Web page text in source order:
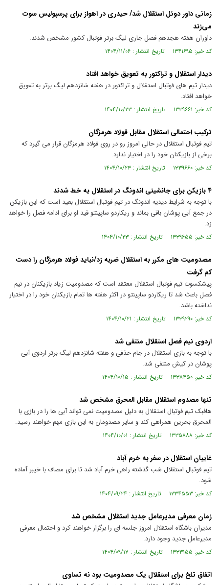
زمانی داور دوئل استقلال شد/ حیدری در اهواز برای پرسپولیس سوت
می‌زند
داوران هفته هجدهم فصل جاری لیگ برتر فوتبال کشور مشخص شدند.
کد خبر: ۱۳۴۱۶۹۵ تاریخ انتشار : ۱۴۰۴/۱۱/۰۶
دیدار استقلال و تراکتور به تعویق خواهد افتاد
دیدار تیم های فوتبال استقلال و تراکتور در هفته شانزدهم لیگ برتر به تعویق
خواهد افتاد.
کد خبر: ۱۳۳۹۶۶۱ تاریخ انتشار : ۱۴۰۴/۱۰/۲۳
ترکیب احتمالی استقلال مقابل فولاد هرمزگان
تیم فوتبال استقلال در حالی امروز رو در روی فولاد هرمزگان قرار می گیرد که
برخی از بازیکنان خود را در اختیار ندارد.
کد خبر: ۱۳۳۹۶۶۰ تاریخ انتشار : ۱۴۰۴/۱۰/۲۳
۴ بازیکن برای جانشینی اندونگ در استقلال به خط شدند
با توجه به شرایط دیدیه اندونگ در تیم فوتبال استقلال بعید است که این بازیکن
در جمع آبی پوشان باقی بماند و ریکاردو ساپینتو قید او برای ادامه فصل را خواهد
زد.
کد خبر: ۱۳۳۹۶۵۵ تاریخ انتشار : ۱۴۰۴/۱۰/۲۳
مصدومیت های مکرر به استقلال ضربه زد/نباید فولاد هرمزگان را دست
کم گرفت
پیشکسوت تیم فوتبال استقلال معتقد است که مصدومیت زیاد بازیکنان در نیم
فصل باعث شد تا ریکاردو ساپینتو در اکثر هفته ها تمام بازیکنان خود را در اختیار
نداشته باشد.
کد خبر: ۱۳۳۹۲۹۰ تاریخ انتشار : ۱۴۰۴/۱۰/۲۱
اردوی نیم فصل استقلال منتفی شد
با توجه به بازی استقلال در جام حذفی و هفته شانزدهم لیگ برتر اردوی آبی
پوشان در کیش منتفی شد.
کد خبر: ۱۳۳۸۴۵۰ تاریخ انتشار : ۱۴۰۴/۱۰/۱۵
تنها مصدوم استقلال مقابل المحرق مشخص شد
هافبک تیم فوتبال استقلال به دلیل مصدومیت نمی تواند آبی ها را در بازی با
المحرق بحرین همراهی کند و سایر مصدومان به این بازی مهم خواهند رسید.
کد خبر: ۱۳۳۵۸۸۸ تاریخ انتشار : ۱۴۰۴/۱۰/۰۱
غایبان استقلال در سفر به خرم آباد
تیم فوتبال استقلال شب گذشته راهی خرم آباد شد تا برای مصاف با خیبر آماده
شود.
کد خبر: ۱۳۳۴۵۵۳ تاریخ انتشار : ۱۴۰۴/۰۹/۲۴
زمان معرفی مدیرعامل جدید استقلال مشخص شد
مدیران باشگاه استقلال امروز جلسه ای را برگزار خواهند کرد و احتمال معرفی
مدیرعامل جدید وجود دارد.
کد خبر: ۱۳۳۳۱۵۵ تاریخ انتشار : ۱۴۰۴/۰۹/۱۷
اتفاق تلخ برای استقلال یک مصدومیت بود نه تساوی